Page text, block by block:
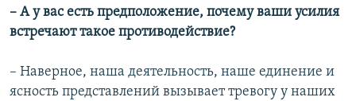
– А у вас есть предположение, почему ваши усилия
встречают такое противодействие?
– Наверное, наша деятельность, наше единение и
ясность представлений вызывает тревогу у наших